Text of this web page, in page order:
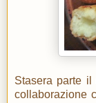
Stasera parte
collaborazione